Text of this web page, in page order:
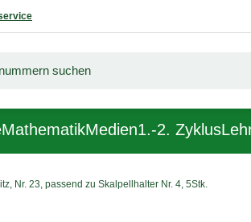
MathematikMedien1.-2. Zyklus
Nr. 23, passend zu Skalpellhalter Nr. 4, 5Stk.